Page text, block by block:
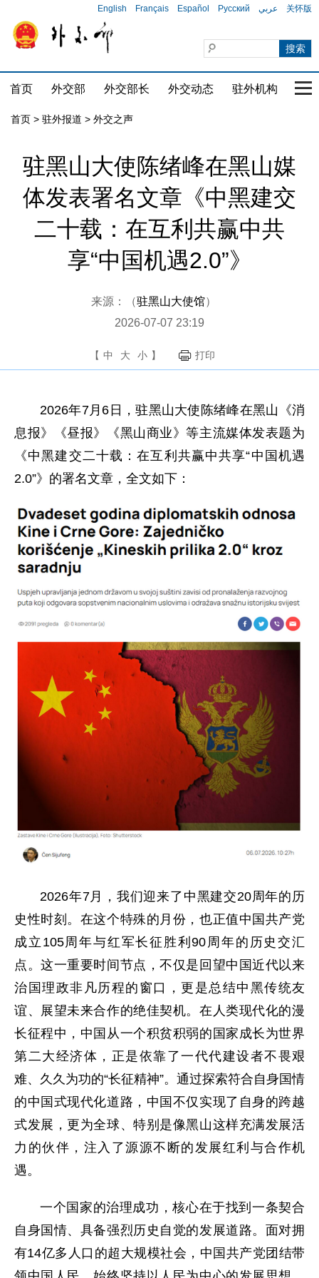
English Français Español Русский عربي 关怀版
首页 外交部 外交部长 外交动态 驻外机构 国
首页 > 驻外报道 > 外交之声
驻黑山大使陈绪峰在黑山媒
体发表署名文章《中黑建交
二十载：在互利共赢中共
享“中国机遇2.0”》
来源：（驻黑山大使馆）
2026-07-07 23:19
【 中 大 小 】 打印
2026年7月6日，驻黑山大使陈绪峰在黑山《消
息报》《昼报》《黑山商业》等主流媒体发表题为
《中黑建交二十载：在互利共赢中共享“中国机遇
2.0”》的署名文章，全文如下：
2026年7月，我们迎来了中黑建交20周年的历
史性时刻。在这个特殊的月份，也正值中国共产党
成立105周年与红军长征胜利90周年的历史交汇
点。这一重要时间节点，不仅是回望中国近代以来
治国理政非凡历程的窗口，更是总结中黑传统友
谊、展望未来合作的绝佳契机。在人类现代化的漫
长征程中，中国从一个积贫积弱的国家成长为世界
第二大经济体，正是依靠了一代代建设者不畏艰
难、久久为功的“长征精神”。通过探索符合自身国情
的中国式现代化道路，中国不仅实现了自身的跨越
式发展，更为全球、特别是像黑山这样充满发展活
力的伙伴，注入了源源不断的发展红利与合作机
遇。
一个国家的治理成功，核心在于找到一条契合
自身国情、具备强烈历史自觉的发展道路。面对拥
有14亿多人口的超大规模社会，中国共产党团结带